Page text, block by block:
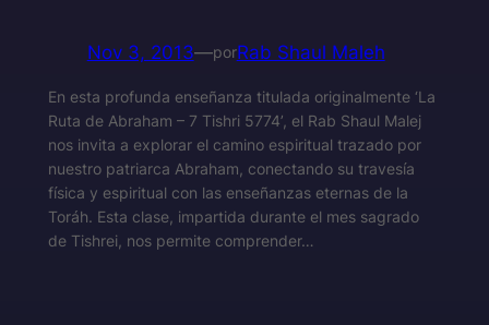
Nov 3, 2013—porRab Shaul Maleh
En esta profunda enseñanza titulada originalmente ‘La
Ruta de Abraham – 7 Tishri 5774’, el Rab Shaul Malej
nos invita a explorar el camino espiritual trazado por
nuestro patriarca Abraham, conectando su travesía
física y espiritual con las enseñanzas eternas de la
Toráh. Esta clase, impartida durante el mes sagrado
de Tishrei, nos permite comprender…